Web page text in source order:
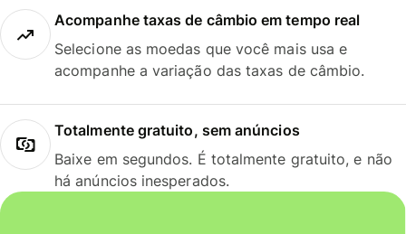
Acompanhe taxas de câmbio em tempo real
Selecione as moedas que você mais usa e
acompanhe a variação das taxas de câmbio.
Totalmente gratuito, sem anúncios
Baixe em segundos. É totalmente gratuito, e não
há anúncios inesperados.